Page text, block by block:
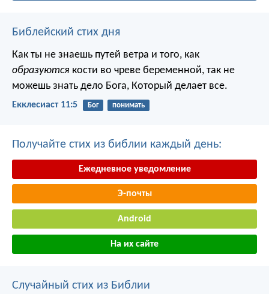
Библейский стих дня
Как ты не знаешь путей ветра и того, как
образуются кости во чреве беременной, так не
можешь знать дело Бога, Который делает все.
Екклесиаст 11:5 Бог понимать
Получайте стих из библии каждый день:
Ежедневное уведомление
Э-почты
Android
На их сайте
Случайный стих из Библии